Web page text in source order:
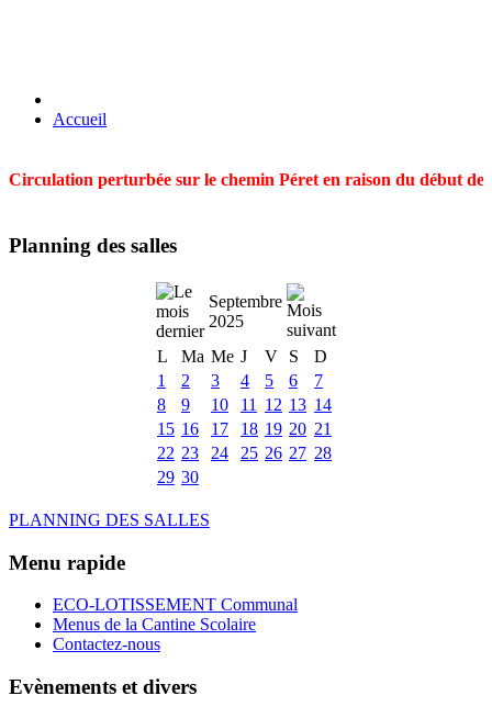
Accueil
Circulation perturbée sur le chemin Péret en raison du début
Planning des salles
Septembre
2025
L
Ma Me J V S
D
1
2 3 4 5 6
7
8
9 10 11 12 13 14
15 16 17 18 19 20 21
22 23 24 25 26 27 28
29 30
PLANNING DES SALLES
Menu rapide
ECO-LOTISSEMENT Communal
Menus de la Cantine Scolaire
Contactez-nous
Evènements et divers